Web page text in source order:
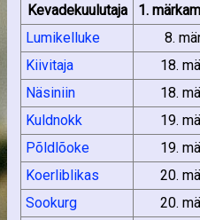
Kevadekuulutaja
1.
Lumikelluke
8.
Kiivitaja
18.
Näsiniin
18.
Kuldnokk
19.
Põldlõoke
19.
Koerliblikas
20.
Sookurg
20.